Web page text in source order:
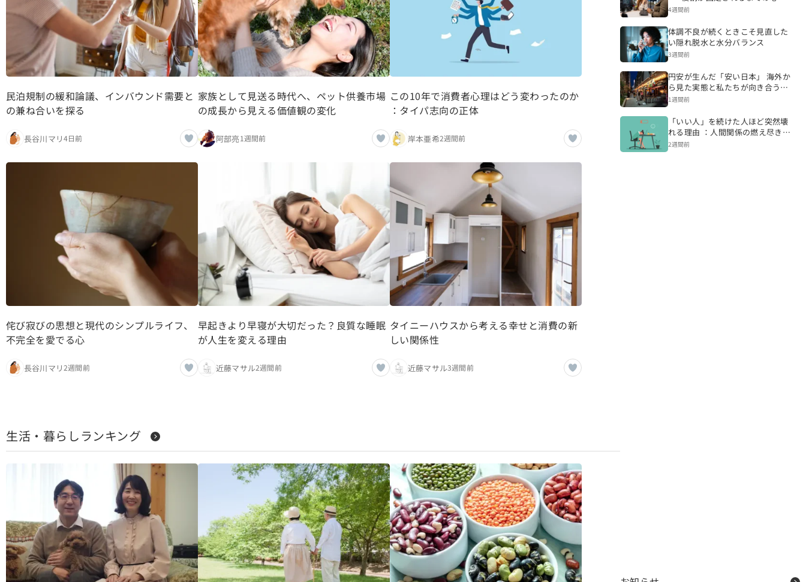
民泊規制の緩和論議、インバウンド需要と
の兼ね合いを探る
長谷川マリ4日前
家族として見送る時代へ、ペット供養市場
の成長から見える価値観の変化
阿部亮1週間前
この10年で消費者心理はどう変わったのか
：タイパ志向の正体
岸本亜希2週間前
侘び寂びの思想と現代のシンプルライフ、
不完全を愛でる心
長谷川マリ2週間前
早起きより早寝が大切だった？良質な睡眠
が人生を変える理由
近藤マサル2週間前
タイニーハウスから考える幸せと消費の新
しい関係性
近藤マサル3週間前
生活・暮らしランキング
的プロセス
4週間前
体調不良が続くときこそ見直した
い隠れ脱水と水分バランス
3週間前
円安が生んだ「安い日本」 海外か
ら見た実態と私たちが向き合うべ
き現実
1週間前
「いい人」を続けた人ほど突然壊
れる理由 ：人間関係の燃え尽きが
起きるまで
2週間前